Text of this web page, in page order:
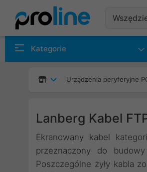
Kategorie
Urządzenia peryferyjne
Lanberg Kabel
Ekranowany kabel
przeznaczony do
Poszczególne żyły kabla